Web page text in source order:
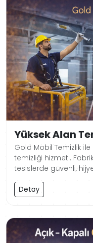
Yüksek Alan
Gold Mobil Temizlik
temizliği hizmeti.
tesislerde güvenli,
Detay